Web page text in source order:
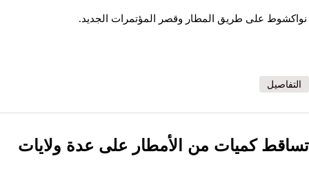
نواكشوط على طريق المطار وقصر المؤتمرات الجديد.
التفاصيل
تساقط كميات من الأمطار على عدة ولايات